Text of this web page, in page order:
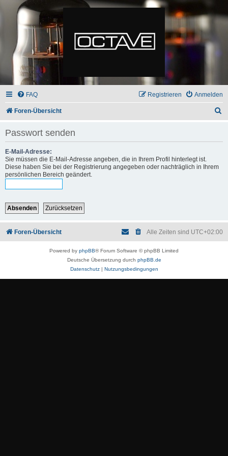
FAQ Anmelden
Registrieren
Foren-Übersicht
Passwort senden
E-Mail-Adresse:
Sie müssen die E-Mail-Adresse angeben, die in Ihrem Profil hinterlegt ist.
Diese haben Sie bei der Registrierung angegeben oder nachträglich in Ihrem
persönlichen Bereich geändert.
Foren-Übersicht Alle Zeiten sind UTC+02:00
Powered by phpBB® Forum Software © phpBB Limited
Deutsche Übersetzung durch phpBB.de
Datenschutz| Nutzungsbedingungen